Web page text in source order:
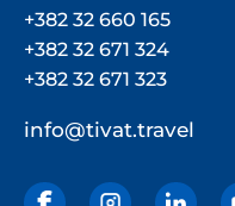
+382 32 660 165
+382 32 671 324
+382 32 671 323
info@tivat.travel